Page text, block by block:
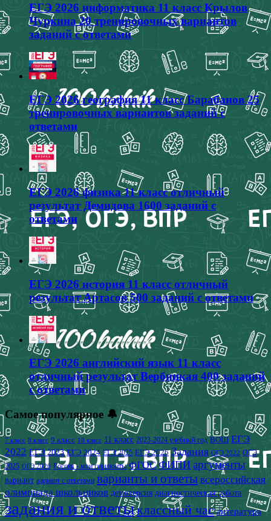
ЕГЭ 2026 информатика 11 класс Крылов
Чуркина 20 тренировочных вариантов
заданий с ответами
ЕГЭ 2026 география 11 класс Барабанов 25
тренировочных вариантов заданий с
ответами
ЕГЭ 2026 физика 11 класс отличный
результат Демидова 1600 заданий с
ответами
ЕГЭ 2026 история 11 класс отличный
результат Артасов 500 заданий с ответами
ЕГЭ 2026 английский язык 11 класс
отличный результат Вербицкая 400 заданий
с ответами
Самое популярное 🔔
7 класс 8 класс 9 класс 10 класс 11 класс 2023-2024 учебный год ВОШ ЕГЭ
2022 ЕГЭ 2023 ЕГЭ 2024 ЕГЭ 2025 ЕГЭ 2026 Задания ОГЭ 2022 ОГЭ
2025 ОГЭ 2026 Россия - мои горизонты ФГОС ФИПИ аргументы
вариант вариант с ответами варианты и ответы всероссийская
олимпиада школьников демоверсия диагностическая работа
задания и ответыклассный час литература